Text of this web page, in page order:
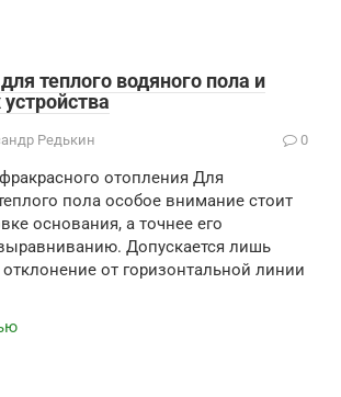
теплого водяного пола и
Редькин 0
отопления Для
пола особое внимание стоит
основания, а точнее его
Допускается лишь
от горизонтальной линии